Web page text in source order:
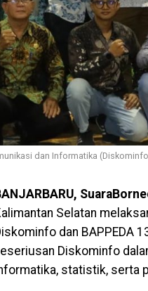
dan Informatika
Selatan
dan BAPPEDA
Diskominfo
statistik, serta